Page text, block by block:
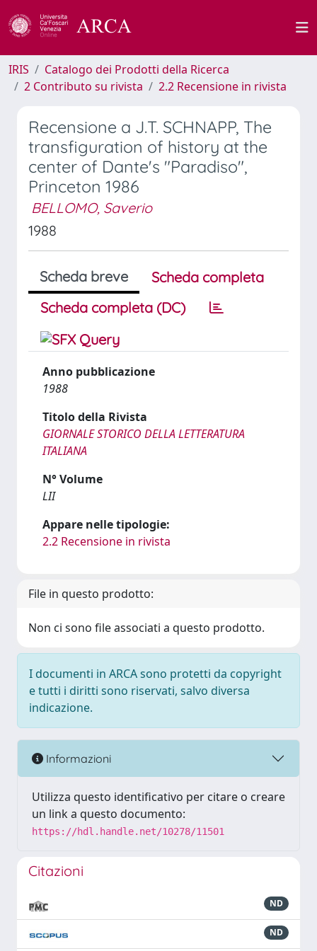
IRIS
Catalogo dei Prodotti della Ricerca
2 Contributo su rivista
2.2 Recensione in rivista
Recensione a J.T. SCHNAPP, The
transfiguration of history at the
center of Dante's "Paradiso",
Princeton 1986
BELLOMO, Saverio
1988
Scheda breve
Scheda completa
Scheda completa (DC)
Anno pubblicazione
1988
Titolo della Rivista
GIORNALE STORICO DELLA LETTERATURA
ITALIANA
N° Volume
LII
Appare nelle tipologie:
2.2 Recensione in rivista
File in questo prodotto:
Non ci sono file associati a questo prodotto.
I documenti in ARCA sono protetti da copyright
e tutti i diritti sono riservati, salvo diversa
indicazione.
Informazioni
Utilizza questo identificativo per citare o creare
un link a questo documento:
https://hdl.handle.net/10278/11501
Citazioni
ND
ND